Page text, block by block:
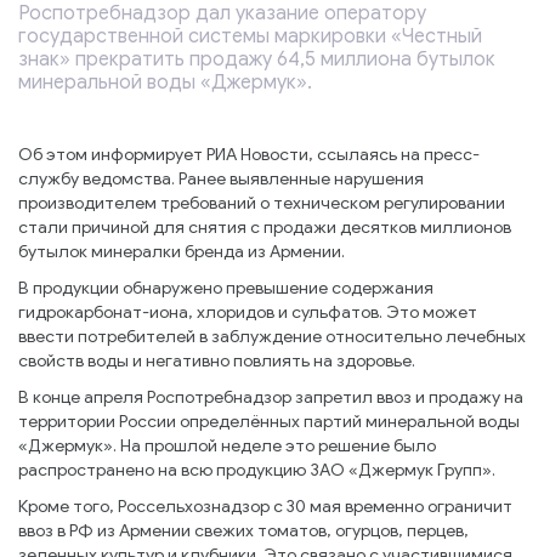
Роспотребнадзор дал указание оператору
государственной системы маркировки «Честный
знак» прекратить продажу 64,5 миллиона бутылок
минеральной воды «Джермук».
Об этом информирует РИА Новости, ссылаясь на пресс-
службу ведомства. Ранее выявленные нарушения
производителем требований о техническом регулировании
стали причиной для снятия с продажи десятков миллионов
бутылок минералки бренда из Армении.
В продукции обнаружено превышение содержания
гидрокарбонат-иона, хлоридов и сульфатов. Это может
ввести потребителей в заблуждение относительно лечебных
свойств воды и негативно повлиять на здоровье.
В конце апреля Роспотребнадзор запретил ввоз и продажу на
территории России определённых партий минеральной воды
«Джермук». На прошлой неделе это решение было
распространено на всю продукцию ЗАО «Джермук Групп».
Кроме того, Россельхознадзор с 30 мая временно ограничит
ввоз в РФ из Армении свежих томатов, огурцов, перцев,